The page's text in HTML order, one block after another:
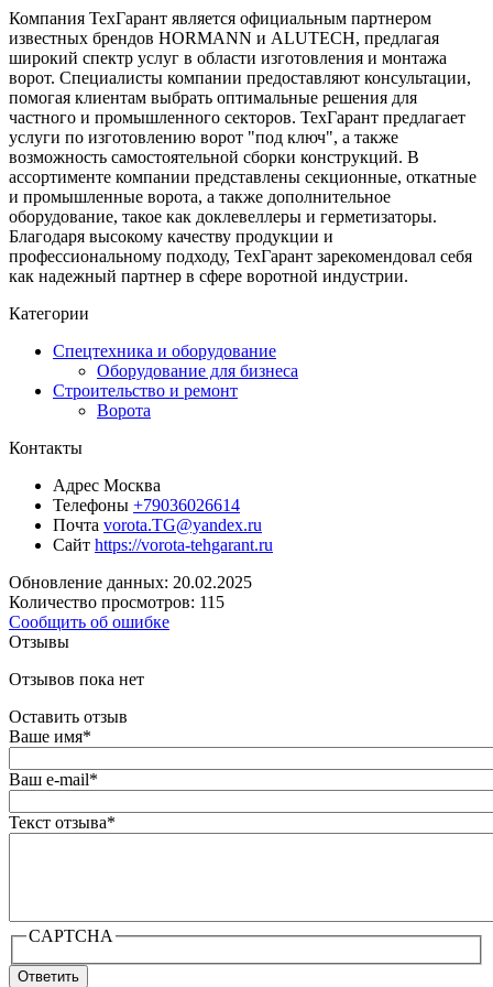
Компания ТехГарант является официальным партнером
известных брендов HORMANN и ALUTECH, предлагая
широкий спектр услуг в области изготовления и монтажа
ворот. Специалисты компании предоставляют консультации,
помогая клиентам выбрать оптимальные решения для
частного и промышленного секторов. ТехГарант предлагает
услуги по изготовлению ворот "под ключ", а также
возможность самостоятельной сборки конструкций. В
ассортименте компании представлены секционные, откатные
и промышленные ворота, а также дополнительное
оборудование, такое как доклевеллеры и герметизаторы.
Благодаря высокому качеству продукции и
профессиональному подходу, ТехГарант зарекомендовал себя
как надежный партнер в сфере воротной индустрии.
Категории
Спецтехника и оборудование
Оборудование для бизнеса
Строительство и ремонт
Ворота
Контакты
Адрес Москва
Телефоны +79036026614
Почта vorota.TG@yandex.ru
Сайт https://vorota-tehgarant.ru
Обновление данных: 20.02.2025
Количество просмотров: 115
Сообщить об ошибке
Отзывы
Отзывов пока нет
Оставить отзыв
Ваше имя*
Ваш e-mail*
Текст отзыва*
CAPTCHA
Ответить